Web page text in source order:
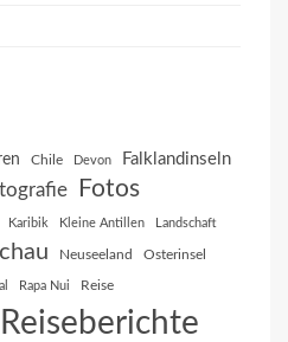
Chile Devon Falklandinseln
Fotos
Karibik Kleine Antillen Landschaft
Neuseeland Osterinsel
Rapa Nui Reise
Reiseberichte